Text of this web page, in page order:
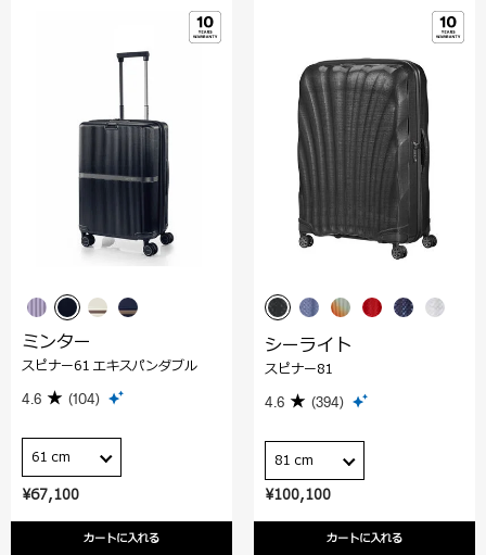
¥67,100
カートに入れる
ミンター
スピナー61 エキスパンダブル
4.6 (104)
61 cm
¥100,100
カートに入れる
シーライト
スピナー81
4.6 (394)
81 cm